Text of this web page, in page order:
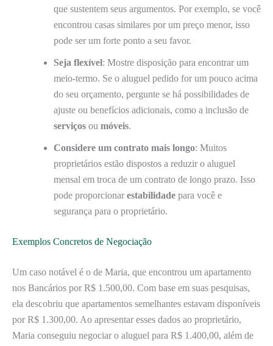
que sustentem seus argumentos. Por exemplo, se você
encontrou casas similares por um preço menor, isso
pode ser um forte ponto a seu favor.
Seja flexível: Mostre disposição para encontrar um
meio-termo. Se o aluguel pedido for um pouco acima
do seu orçamento, pergunte se há possibilidades de
ajuste ou benefícios adicionais, como a inclusão de
serviços ou móveis.
Considere um contrato mais longo: Muitos
proprietários estão dispostos a reduzir o aluguel
mensal em troca de um contrato de longo prazo. Isso
pode proporcionar estabilidade para você e
segurança para o proprietário.
Exemplos Concretos de Negociação
Um caso notável é o de Maria, que encontrou um apartamento
nos Bancários por R$ 1.500,00. Com base em suas pesquisas,
ela descobriu que apartamentos semelhantes estavam disponíveis
por R$ 1.300,00. Ao apresentar esses dados ao proprietário,
Maria conseguiu negociar o aluguel para R$ 1.400,00, além de